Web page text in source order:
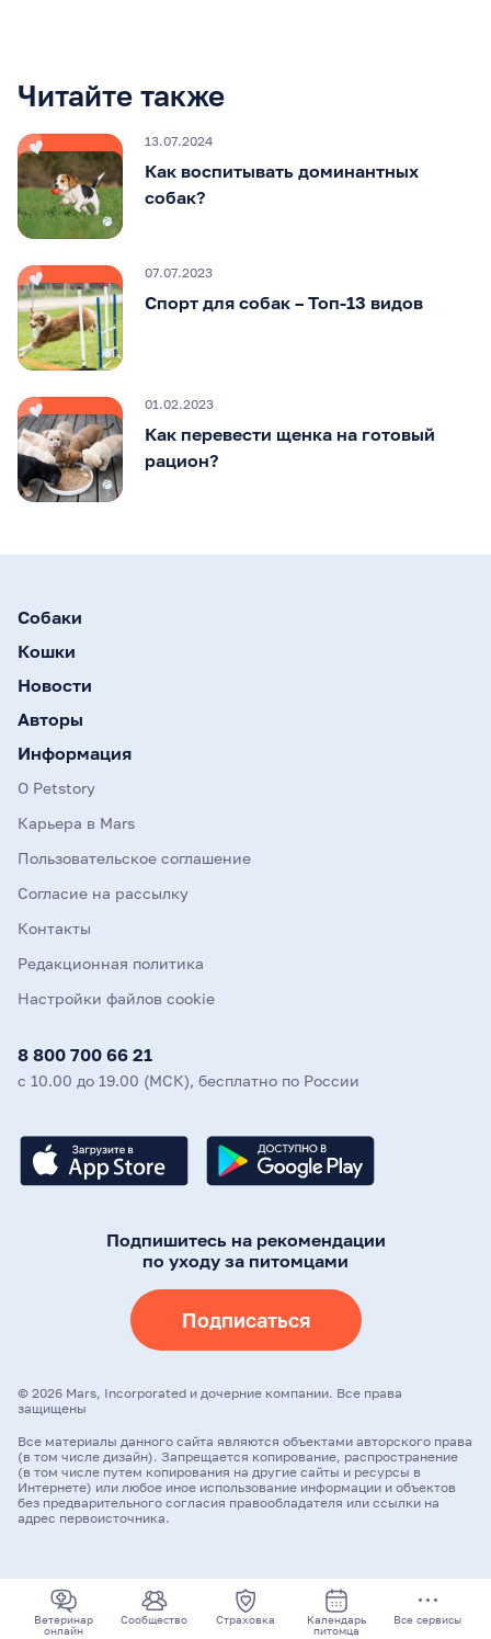
Ветеринар
онлайн
Сообщество Страховка
Календарь
питомца
Все сервисы
Читайте также
13.07.2024
Как воспитывать доминантных
собак?
07.07.2023
Спорт для собак – Топ-13 видов
01.02.2023
Как перевести щенка на готовый
рацион?
Собаки
Кошки
Новости
Авторы
Информация
О Petstory
Карьера в Mars
Пользовательское соглашение
Согласие на рассылку
Контакты
Редакционная политика
Настройки файлов cookie
8 800 700 66 21
с 10.00 до 19.00 (МСК), бесплатно по России
Подпишитесь на рекомендации
по уходу за питомцами
Подписаться
© 2026 Mars, Incorporated и дочерние компании. Все права
защищены
Все материалы данного сайта являются объектами авторского права
(в том числе дизайн). Запрещается копирование, распространение
(в том числе путем копирования на другие сайты и ресурсы в
Интернете) или любое иное использование информации и объектов
без предварительного согласия правообладателя или ссылки на
адрес первоисточника.